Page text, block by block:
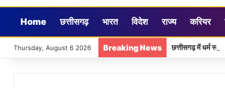
Home छत्तीसगढ़ भारत विदेश राज्य करियर
Thursday, August 6 2026 Breaking News छत्तीसगढ़ में धर्म